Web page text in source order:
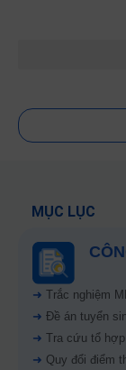
MỤC LỤC
➜ Trắc nghiệm
➜ Đề án tuyển
➜ Tra cứu tổ
➜ Quy đổi điểm